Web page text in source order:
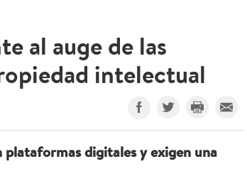
al auge de las
intelectual
digitales y exigen una